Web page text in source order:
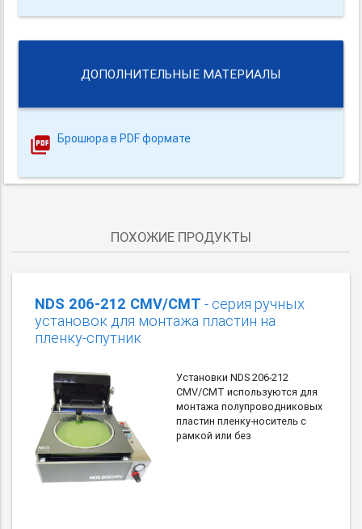
ДОПОЛНИТЕЛЬНЫЕ МАТЕРИАЛЫ
Брошюра в PDF формате
ПОХОЖИЕ ПРОДУКТЫ
NDS 206-212 CMV/CMT - серия ручных
установок для монтажа пластин на
пленку-спутник
Установки NDS 206-212
CMV/CMT используются для
монтажа полупроводниковых
пластин пленку-носитель с
рамкой или без